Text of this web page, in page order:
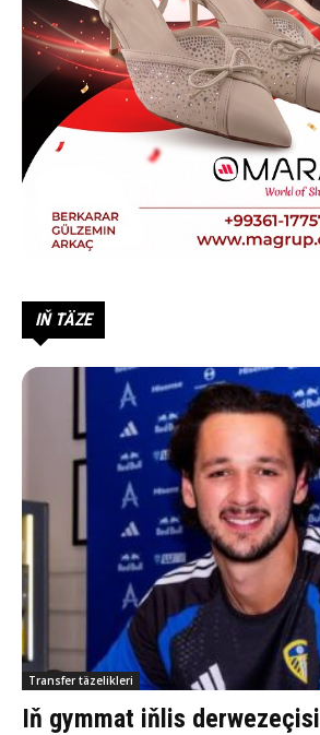
IŇ TÄZE
Transfer täzelikleri
Iň gymmat iňlis derwezeçisi